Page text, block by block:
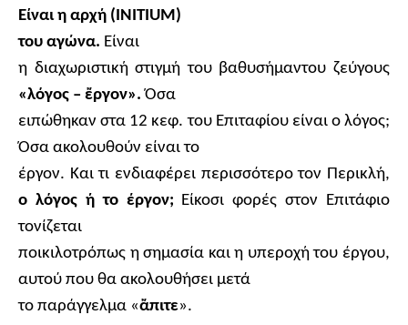
Είναι η αρχή ( INITIUM )
του αγώνα. Είναι
η διαχωριστική στιγμή του βαθυσήμαντου ζεύγους
«λόγος – ἔργον». Όσα
ειπώθηκαν στα 12 κεφ. του Επιταφίου είναι ο λόγος;
Όσα ακολουθούν είναι το
έργον. Και τι ενδιαφέρει περισσότερο τον Περικλή,
ο λόγος ή το έργον; Είκοσι φορές στον Επιτάφιο
τονίζεται
ποικιλοτρόπως η σημασία και η υπεροχή του έργου,
αυτού που θα ακολουθήσει μετά
το παράγγελμα «ἄπιτε».